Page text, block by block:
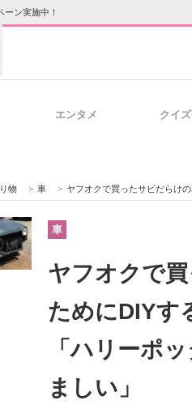
ン実施中！
と働き方のヒント
エンタメ クイズ
物 > 車 > ヤフオクで買ったサビだらけの車→夫
車
ヤフオクで
ためにDIY
「ハリーポ
ましい」